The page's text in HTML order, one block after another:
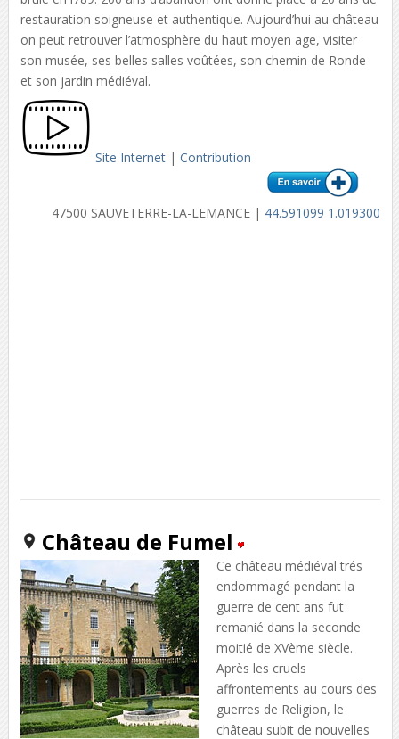
restauration soigneuse et authentique. Aujourd’hui au château
on peut retrouver l’atmosphère du haut moyen age, visiter
son musée, ses belles salles voûtées, son chemin de Ronde
et son jardin médiéval.
Site Internet| Contribution
47500 SAUVETERRE-LA-LEMANCE | 44.591099 1.019300
Château de Fumel
Ce château médiéval trés
endommagé pendant la
guerre de cent ans fut
remanié dans la seconde
moitié de XVème siècle.
Après les cruels
affrontements au cours des
guerres de Religion, le
château subit de nouvelles